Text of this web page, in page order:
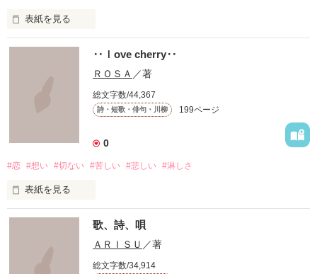
表紙を見る
知らずに歩いてきた
道は、浅く
‥ｌove cherry‥
ＲＯＳＡ ／著
総文字数/44,367
詩・短歌・俳句・川柳 199ページ
0
#恋 #想い #切ない #苦しい #悲しい #淋しさ
表紙を見る
満たされることのない 歌、詩、唄
ＡＲＩＳＵ ／著
総文字数/34,914